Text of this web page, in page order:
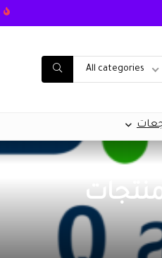
All categories